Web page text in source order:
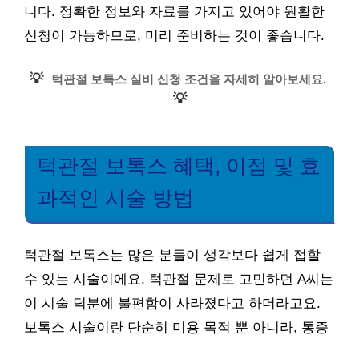
니다. 정확한 정보와 자료를 가지고 있어야 원활한
신청이 가능하므로, 미리 준비하는 것이 좋습니다.
💡 턱관절 보톡스 실비 신청 조건을 자세히 알아보세요.
💡
턱관절 보톡스 혜택, 이점 및 효
과적인 시술 방법
턱관절 보톡스는 많은 분들이 생각보다 쉽게 접할
수 있는 시술이에요. 턱관절 문제로 고민하던 A씨는
이 시술 덕분에 불편함이 사라졌다고 하더라고요.
보톡스 시술이란 단순히 미용 목적 뿐 아니라, 통증